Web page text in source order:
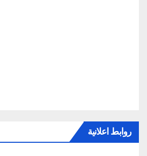
روابط اعلانية